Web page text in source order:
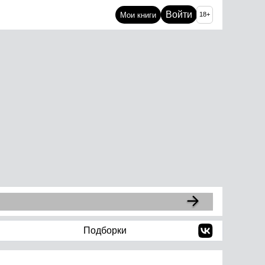
Мои книги Войти 18+
Подборки